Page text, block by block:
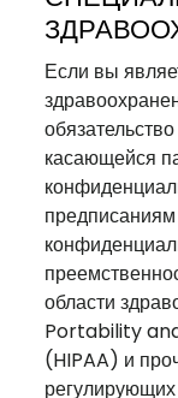
Если вы
касающейся
области
Portability
(HIPAA) и